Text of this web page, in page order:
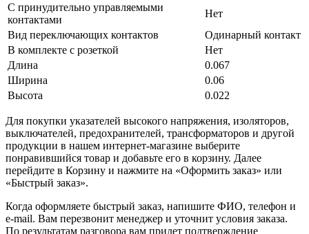
С принудительно управляемыми
контактами
Нет
Вид переключающих контактов
Одинарный контакт
В комплекте с розеткой
Нет
Длина
0.067
Ширина
0.06
Высота
0.022
Для покупки указателей высокого напряжения, изоляторов,
выключателей, предохранителей, трансформаторов и другой
продукции в нашем интернет-магазине выберите
понравившийся товар и добавьте его в корзину. Далее
перейдите в Корзину и нажмите на «Оформить заказ» или
«Быстрый заказ».
Когда оформляете быстрый заказ, напишите ФИО, телефон и
e-mail. Вам перезвонит менеджер и уточнит условия заказа.
По результатам разговора вам придет подтверждение